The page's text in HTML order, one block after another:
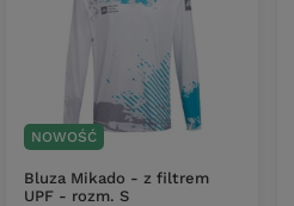
NOWOŚĆ
Bluza Mikado - z filtrem
UPF - rozm. S